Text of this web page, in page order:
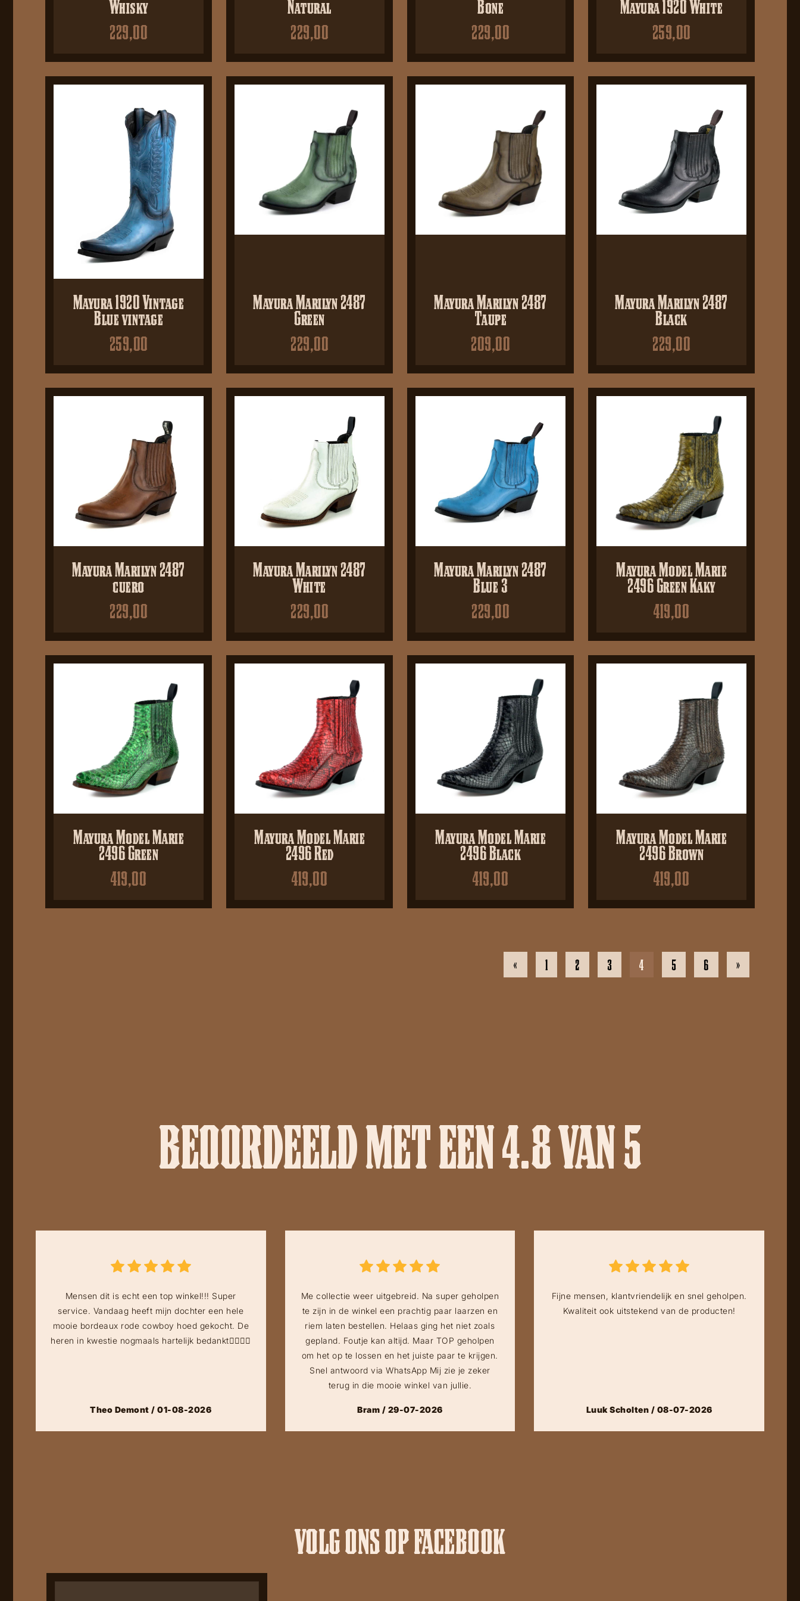
Whisky
229,00
Natural
229,00
Bone
229,00
Mayura 1920 White
259,00
Mayura 1920 Vintage
Blue vintage
259,00
Mayura Marilyn 2487
Green
229,00
Mayura Marilyn 2487
Taupe
209,00
Mayura Marilyn 2487
Black
229,00
Mayura Marilyn 2487
cuero
229,00
Mayura Marilyn 2487
White
229,00
Mayura Marilyn 2487
Blue 3
229,00
Mayura Model Marie
2496 Green Kaky
419,00
Mayura Model Marie
2496 Green
419,00
Mayura Model Marie
2496 Red
419,00
Mayura Model Marie
2496 Black
419,00
Mayura Model Marie
2496 Brown
419,00
« 1 2 3 4 5 6 »
BEOORDEELD MET EEN 4.8 VAN 5
Mensen dit is echt een top winkel!!! Super
service. Vandaag heeft mijn dochter een hele
mooie bordeaux rode cowboy hoed gekocht. De
heren in kwestie nogmaals hartelijk bedankt👍🏻👍🏻
Theo Demont / 01-08-2026
Me collectie weer uitgebreid. Na super geholpen
te zijn in de winkel een prachtig paar laarzen en
riem laten bestellen. Helaas ging het niet zoals
gepland. Foutje kan altijd. Maar TOP geholpen
om het op te lossen en het juiste paar te krijgen.
Snel antwoord via WhatsApp Mij zie je zeker
terug in die mooie winkel van jullie.
Bram / 29-07-2026
Fijne mensen, klantvriendelijk en snel geholpen.
Kwaliteit ook uitstekend van de producten!
Luuk Scholten / 08-07-2026
VOLG ONS OP FACEBOOK